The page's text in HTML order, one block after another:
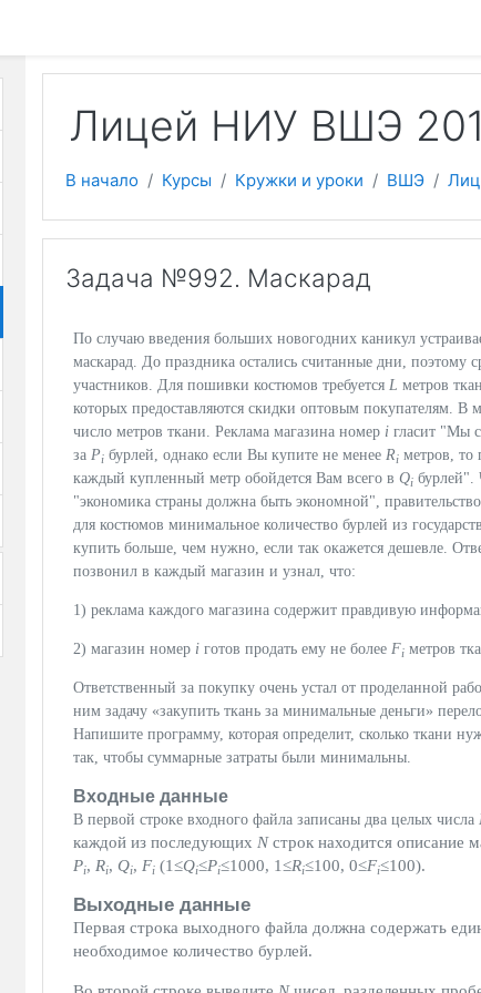
Лицей НИУ ВШЭ
В начало Курсы Кружки и уроки ВШЭ
Задача №992. Маскарад
По случаю введения больших новогодних каникул
маскарад. До праздника остались считанные дни, поэтому
участников. Для пошивки костюмов требуется L метров
которых предоставляются скидки оптовым покупателям. В
число метров ткани. Реклама магазина номер i гласит "Мы
за Pi бурлей, однако если Вы купите не менее Ri метров, то
каждый купленный метр обойдется Вам всего в Qi бурлей".
"экономика страны должна быть экономной",
для костюмов минимальное количество бурлей из
купить больше, чем нужно, если так окажется дешевле.
позвонил в каждый магазин и узнал, что:
1) реклама каждого магазина содержит правдивую
2) магазин номер i готов продать ему не более Fi метров
Ответственный за покупку очень устал от проделанной
ним задачу «закупить ткань за минимальные деньги»
Напишите программу, которая определит, сколько ткани
так, чтобы суммарные затраты были минимальны.
Входные данные
В первой строке входного файла записаны два целых числа
каждой из последующих Nстрок находится описание
Pi, Ri, Qi, Fi (1≤Qi≤Pi≤1000, 1≤Ri≤100, 0≤Fi≤100).
Выходные данные
Первая строка выходного файла должна содержать
необходимое количество бурлей.